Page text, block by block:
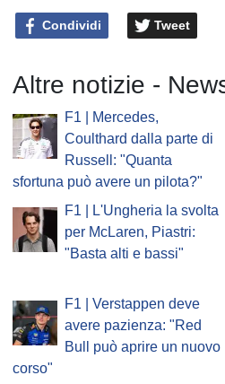
Condividi Tweet
Altre notizie -
F1 | Mercedes,
Coulthard dalla parte di
Russell: "Quanta
sfortuna può avere un pilota?"
F1 | L'Ungheria la svolta
per McLaren, Piastri:
"Basta alti e bassi"
F1 | Verstappen deve
avere pazienza: "Red
Bull può aprire un nuovo
corso"